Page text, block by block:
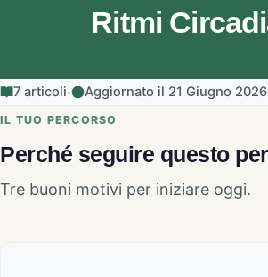
Ritmi
7 articoli· Aggiornato il 21 Giugno 2026
IL TUO PERCORSO
Perché seguire questo
Tre buoni motivi per iniziare oggi.